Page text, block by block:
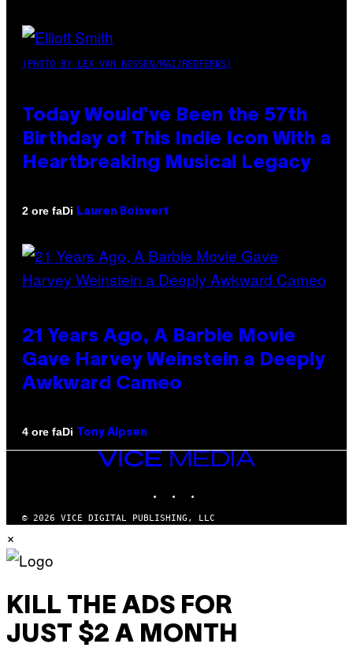
(PHOTO BY LEX VAN ROSSEN/MAI/REDFERNS)
Today Would’ve Been the 57th
Birthday of This Indie Icon With a
Heartbreaking Musical Legacy
2 ore faDi Lauren Boisvert
21 Years Ago, A Barbie Movie
Gave Harvey Weinstein a Deeply
Awkward Cameo
4 ore faDi Tony Alpsen
VICE
MEDIA
© 2026 VICE DIGITAL PUBLISHING, LLC
×
KILL THE ADS FOR
JUST $2 A MONTH